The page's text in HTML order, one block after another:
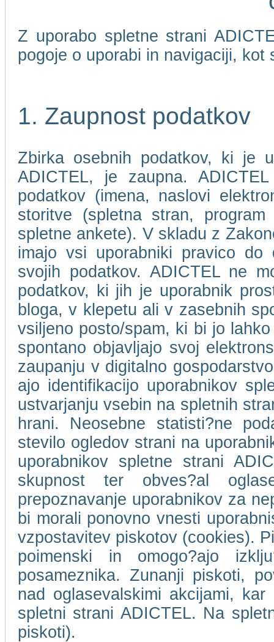
Z uporabo spletne strani
pogoje o uporabi in navigaciji, kot
1. Zaupnost podatkov
Zbirka osebnih podatkov, ki je
ADICTEL, je zaupna.
podatkov (imena, naslovi
storitve (spletna stran,
spletne ankete). V skladu z
imajo vsi uporabniki pravico do
svojih podatkov. ADICTEL ne
podatkov, ki jih je uporabnik
bloga, v klepetu ali v zasebnih
vsiljeno posto/spam, ki bi jo
spontano objavljajo svoj
zaupanju v digitalno
ajo identifikacijo uporabnikov
ustvarjanju vsebin na spletnih
hrani. Neosebne statisti?ne
stevilo ogledov strani na
uporabnikov spletne strani
skupnost ter obves?al
prepoznavanje uporabnikov za
bi morali ponovno vnesti
vzpostavitev piskotov (cookies).
poimenski in omogo?ajo
posameznika. Zunanji piskoti,
nad oglasevalskimi akcijami,
spletni strani ADICTEL. Na
piskoti).